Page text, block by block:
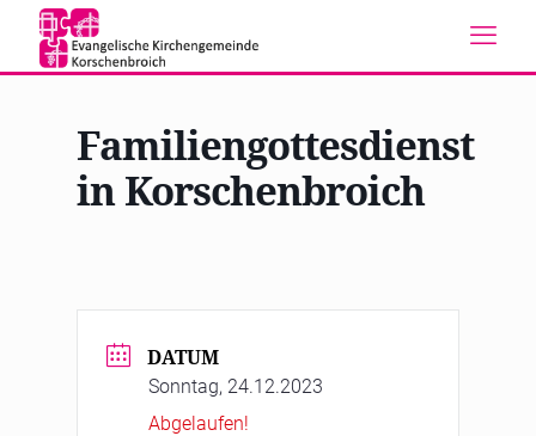
Familiengottesdienst
in Korschenbroich
DATUM
Sonntag, 24.12.2023
Abgelaufen!